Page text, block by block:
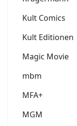
Kult Comics
Kult Editionen
Magic Movie
mbm
MFA+
MGM